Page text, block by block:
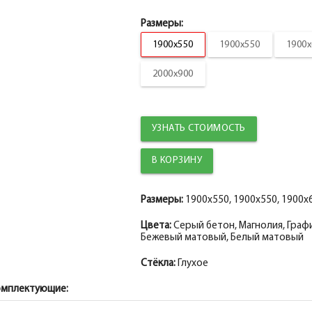
Размеры:
1900x550
1900x550
2000x900
УЗНАТЬ СТОИМОСТЬ
Размеры:1900x550, 1900x550,
Цвета:Серый бетон, Магнолия,
Бежевый матовый, Белый матовый
Стёкла:Глухое